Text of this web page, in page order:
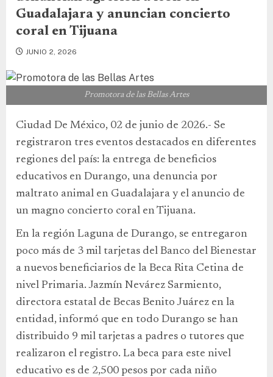
Guadalajara y anuncian concierto
coral en Tijuana
JUNIO 2, 2026
Promotora de las Bellas Artes
Ciudad De México, 02 de junio de 2026.- Se
registraron tres eventos destacados en diferentes
regiones del país: la entrega de beneficios
educativos en Durango, una denuncia por
maltrato animal en Guadalajara y el anuncio de
un magno concierto coral en Tijuana.
En la región Laguna de Durango, se entregaron
poco más de 3 mil tarjetas del Banco del Bienestar
a nuevos beneficiarios de la Beca Rita Cetina de
nivel Primaria. Jazmín Nevárez Sarmiento,
directora estatal de Becas Benito Juárez en la
entidad, informó que en todo Durango se han
distribuido 9 mil tarjetas a padres o tutores que
realizaron el registro. La beca para este nivel
educativo es de 2,500 pesos por cada niño